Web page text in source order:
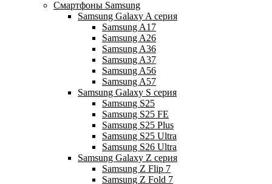
Смартфоны Samsung
Samsung Galaxy A серия
Samsung A17
Samsung A26
Samsung A36
Samsung A37
Samsung A56
Samsung A57
Samsung Galaxy S серия
Samsung S25
Samsung S25 FE
Samsung S25 Plus
Samsung S25 Ultra
Samsung S26 Ultra
Samsung Galaxy Z серия
Samsung Z Flip 7
Samsung Z Fold 7